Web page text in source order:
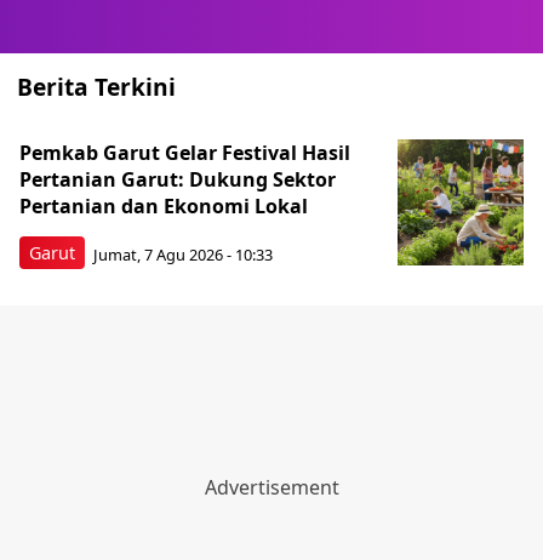
Berita Terkini
Garut
Pemkab Garut Gelar Festival Hasil
Pertanian Garut: Dukung Sektor
Pertanian dan Ekonomi Lokal
Jumat, 7 Agu 2026 - 10:33